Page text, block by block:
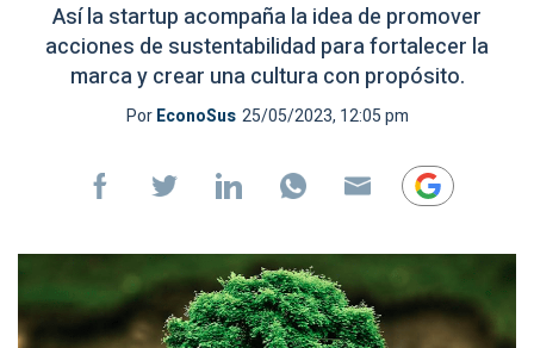
Así la startup acompaña la idea de promover
acciones de sustentabilidad para fortalecer la
marca y crear una cultura con propósito.
PorEconoSus 25/05/2023, 12:05 pm